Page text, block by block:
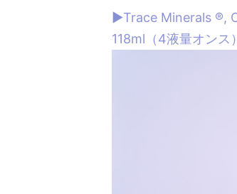
▶︎Trace Minerals ®,
118ml（4液量オンス）